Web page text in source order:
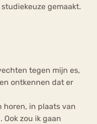
gemaakt.
tegen mijn es,
ontkennen dat er
horen, in plaats van
zou ik gaan